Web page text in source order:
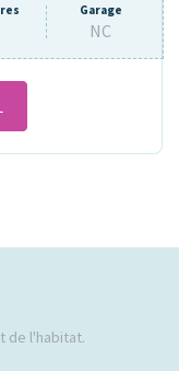
Garage
NC
de l'habitat.